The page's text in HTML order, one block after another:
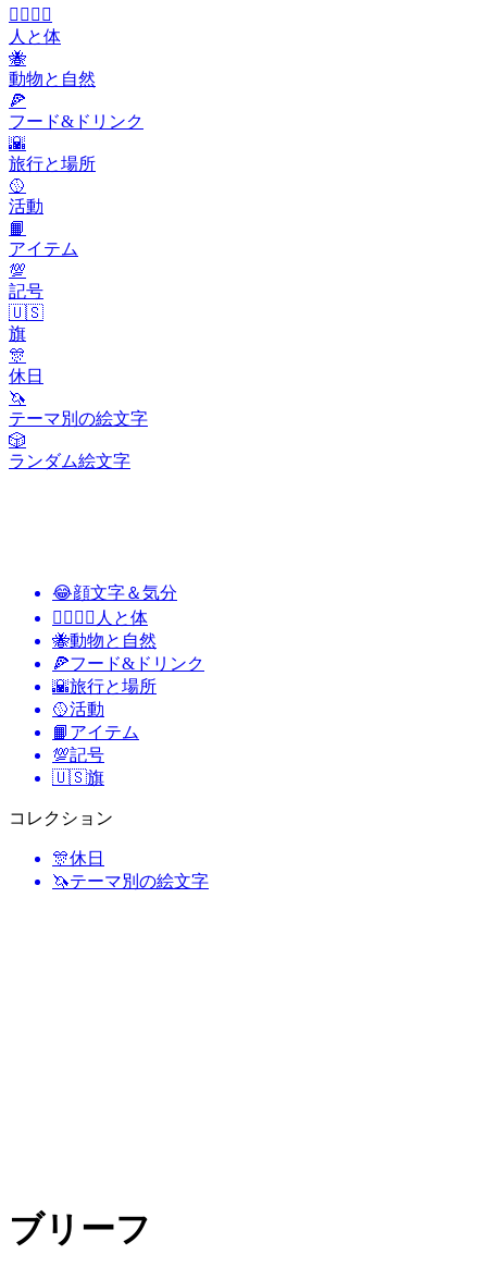
👩‍❤️‍💋‍👨
人と体
🐝
動物と自然
🍕
フード&ドリンク
🌇
旅行と場所
🥎
活動
📙
アイテム
💯
記号
🇺🇸
旗
🎊
休日
🦄
テーマ別の絵文字
🎲
ランダム絵文字
😂顔文字＆気分
👩‍❤️‍💋‍👨 人と体
🐝動物と自然
🍕フード&ドリンク
🌇旅行と場所
🥎活動
📙 アイテム
💯記号
🇺🇸旗
コレクション
🎊休日
🦄テーマ別の絵文字
ブリーフ